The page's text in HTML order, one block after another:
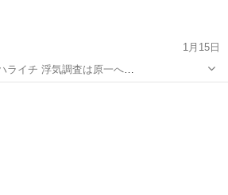
1月15日
ライチ 浮気調査は原一へ